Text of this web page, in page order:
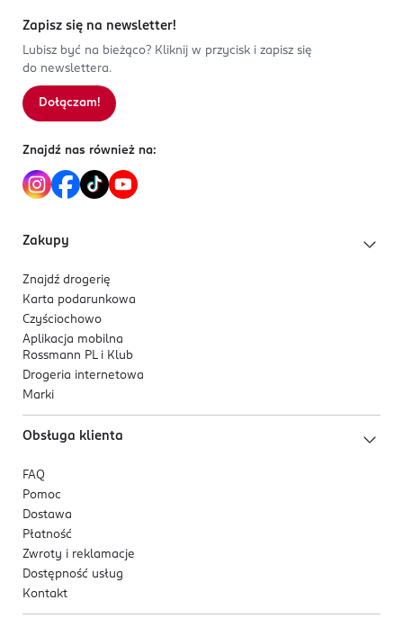
Zapisz się na newsletter!
Lubisz być na bieżąco? Kliknij w przycisk i zapisz się
do newslettera.
Dołączam!
Znajdź nas również na:
Zakupy
Znajdź drogerię
Karta podarunkowa
Czyściochowo
Aplikacja mobilna
Rossmann PL i Klub
Drogeria internetowa
Marki
Obsługa klienta
FAQ
Pomoc
Dostawa
Płatność
Zwroty i reklamacje
Dostępność usług
Kontakt